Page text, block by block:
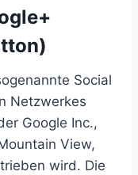
Social
Netzwerkes
Google Inc.,
View,
wird. Die